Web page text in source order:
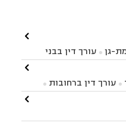
גן 
עורך דין בבני
דין בראשון לציון
דין בחולון
עורך

 עורך דין ברחובות 
עורך דין

